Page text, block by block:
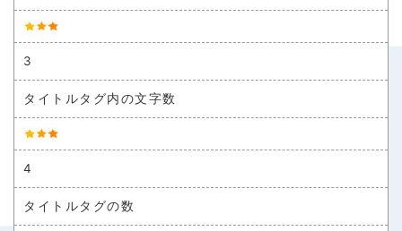
3
タイトルタグ内の文字数
4
タイトルタグの数